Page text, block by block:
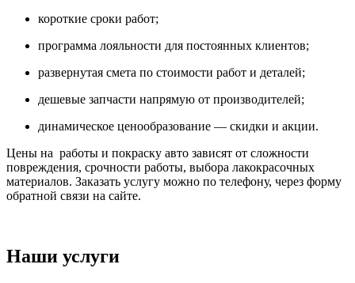
короткие сроки работ;
программа лояльности для постоянных клиентов;
развернутая смета по стоимости работ и деталей;
дешевые запчасти напрямую от производителей;
динамическое ценообразование — скидки и акции.
Цены на работы и покраску авто зависят от сложности
повреждения, срочности работы, выбора лакокрасочных
материалов. Заказать услугу можно по телефону, через форму
обратной связи на сайте.
Наши услуги